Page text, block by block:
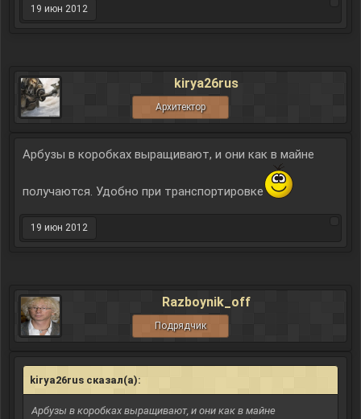
19 июн 2012
kirya26rus
Архитектор
Арбузы в коробках выращивают, и они как в майне
получаются. Удобно при транспортировке
19 июн 2012
Razboynik_off
Подрядчик
kirya26rus сказал(а):
Арбузы в коробках выращивают, и они как в майне